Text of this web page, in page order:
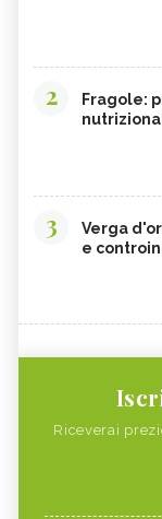
2
Fragole:
3
Verga
e
Riceverai